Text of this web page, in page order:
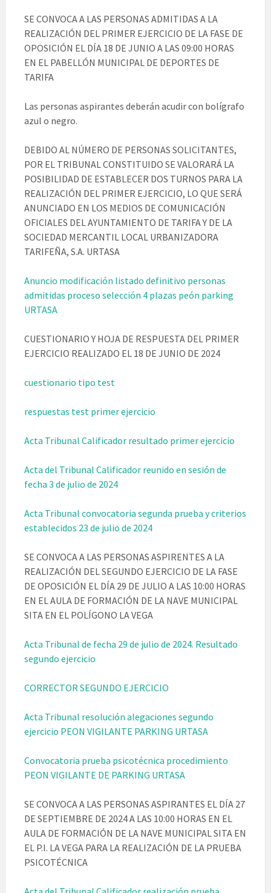
SE CONVOCA A LAS PERSONAS ADMITIDAS A LA
REALIZACIÓN DEL PRIMER EJERCICIO DE LA FASE DE
OPOSICIÓN EL DÍA 18 DE JUNIO A LAS 09:00 HORAS
EN EL PABELLÓN MUNICIPAL DE DEPORTES DE
TARIFA
Las personas aspirantes deberán acudir con bolígrafo
azul o negro.
DEBIDO AL NÚMERO DE PERSONAS SOLICITANTES,
POR EL TRIBUNAL CONSTITUIDO SE VALORARÁ LA
POSIBILIDAD DE ESTABLECER DOS TURNOS PARA LA
REALIZACIÓN DEL PRIMER EJERCICIO, LO QUE SERÁ
ANUNCIADO EN LOS MEDIOS DE COMUNICACIÓN
OFICIALES DEL AYUNTAMIENTO DE TARIFA Y DE LA
SOCIEDAD MERCANTIL LOCAL URBANIZADORA
TARIFEÑA, S.A. URTASA
Anuncio modificación listado definitivo personas
admitidas proceso selección 4 plazas peón parking
URTASA
CUESTIONARIO Y HOJA DE RESPUESTA DEL PRIMER
EJERCICIO REALIZADO EL 18 DE JUNIO DE 2024
cuestionario tipo test
respuestas test primer ejercicio
Acta Tribunal Calificador resultado primer ejercicio
Acta del Tribunal Calificador reunido en sesión de
fecha 3 de julio de 2024
Acta Tribunal convocatoria segunda prueba y criterios
establecidos 23 de julio de 2024
SE CONVOCA A LAS PERSONAS ASPIRENTES A LA
REALIZACIÓN DEL SEGUNDO EJERCICIO DE LA FASE
DE OPOSICIÓN EL DÍA 29 DE JULIO A LAS 10:00 HORAS
EN EL AULA DE FORMACIÓN DE LA NAVE MUNICIPAL
SITA EN EL POLÍGONO LA VEGA
Acta Tribunal de fecha 29 de julio de 2024. Resultado
segundo ejercicio
CORRECTOR SEGUNDO EJERCICIO
Acta Tribunal resolución alegaciones segundo
ejercicio PEON VIGILANTE PARKING URTASA
Convocatoria prueba psicotécnica procedimiento
PEON VIGILANTE DE PARKING URTASA
SE CONVOCA A LAS PERSONAS ASPIRANTES EL DÍA 27
DE SEPTIEMBRE DE 2024 A LAS 10:00 HORAS EN EL
AULA DE FORMACIÓN DE LA NAVE MUNICIPAL SITA EN
EL P.I. LA VEGA PARA LA REALIZACIÓN DE LA PRUEBA
PSICOTÉCNICA